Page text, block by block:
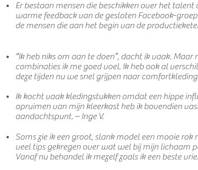
Er bestaan mensen die beschikken over het
warme feedback van de gesloten Facebook-
de mensen die aan het begin van de
“Ik heb niks om aan te doen”, dacht ik vaak.
combinaties ik me goed voel. Ik heb ook al
deze tijden nu we snel grijpen naar
Ik kocht vaak kledingstukken omdat een hippe
opruimen van mijn kleerkast heb ik bovendien
aandachtspunt. – Inge V.
Soms zie ik een groot, slank model een mooie
veel tips gekregen over wat wel bij mijn lichaam
Vanaf nu behandel ik mezelf zoals ik een beste